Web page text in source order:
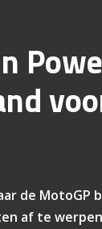
de MotoGP
af te